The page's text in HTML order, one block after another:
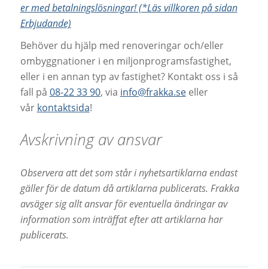
er med betalningslösningar! (*Läs villkoren på sidan
Erbjudande)
Behöver du hjälp med renoveringar och/eller
ombyggnationer i en miljonprogramsfastighet,
eller i en annan typ av fastighet? Kontakt oss i så
fall på 08-22 33 90, via info@frakka.seeller
vår kontaktsida!
Avskrivning av ansvar
Observera att det som står i nyhetsartiklarna endast
gäller för de datum då artiklarna publicerats. Frakka
avsäger sig allt ansvar för eventuella ändringar av
information som inträffat efter att artiklarna har
publicerats.